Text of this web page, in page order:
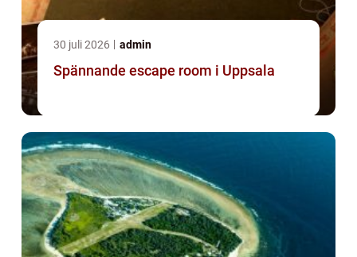
30 juli 2026 admin
Spännande escape room i Uppsala